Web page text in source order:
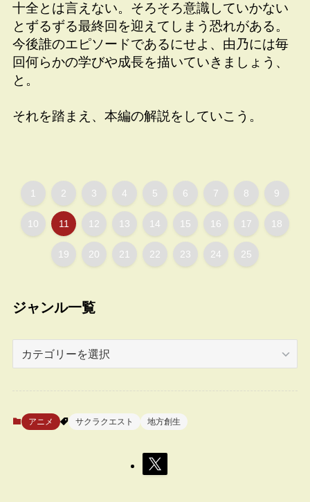
十全とは言えない。そろそろ意識していかない
とずるずる最終回を迎えてしまう恐れがある。
今後誰のエピソードであるにせよ、由乃には毎
回何らかの学びや成長を描いていきましょう、
と。
それを踏まえ、本編の解説をしていこう。
1 2 3 4 5 6 7 8 9
10 11 12 13 14 15 16 17 18
19 20 21 22 23 24 25
ジャンル一覧
一
アニメ サクラクエスト 地方創生